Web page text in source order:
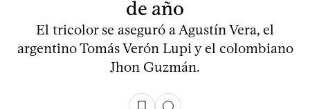
de año
El tricolor se aseguró a Agustín Vera, el
argentino Tomás Verón Lupi y el colombiano
Jhon Guzmán.